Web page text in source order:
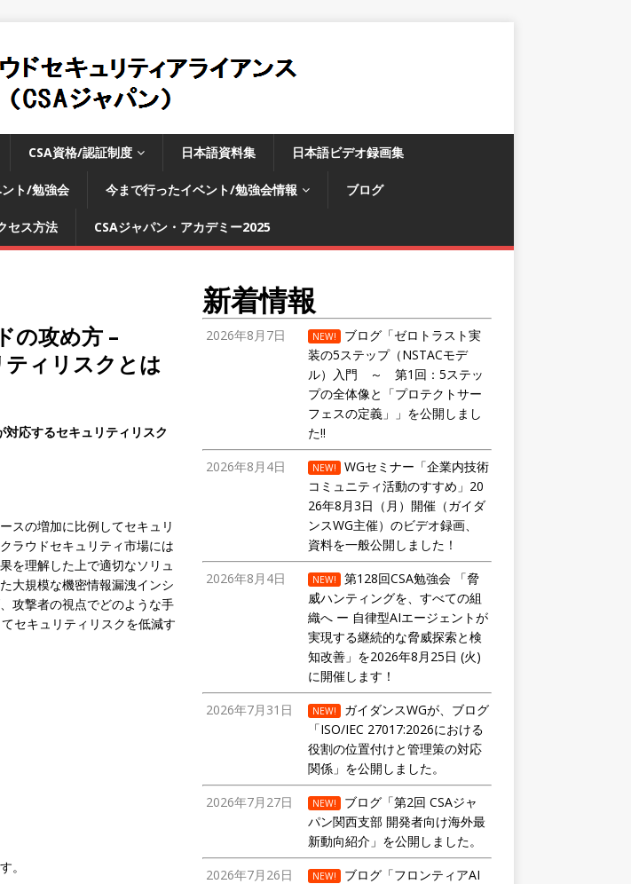
CSA資格/認証制度 日本語資料集 日本語ビデオ録画集
ト/勉強会 今まで行ったイベント/勉強会情報 ブログ
セス方法 CSAジャパン・アカデミー2025
の攻め方 –
ィリスクとは
応するセキュリティリスク
スの増加に比例してセキュリ
ラウドセキュリティ市場には
を理解した上で適切なソリュ
大規模な機密情報漏洩インシ
攻撃者の視点でどのような手
セキュリティリスクを低減す
。
新着情報
2026年8月7日 NEW!
ブログ「ゼロトラスト実
装の5ステップ（NSTACモデ
ル）入門 ～ 第1回：5ステッ
プの全体像と「プロテクトサー
フェスの定義」」を公開しまし
た!!
2026年8月4日
NEW!
WGセミナー「企業内技術
コミュニティ活動のすすめ」20
26年8月3日（月）開催（ガイダ
ンスWG主催）のビデオ録画、
資料を一般公開しました！
2026年8月4日
NEW!
第128回CSA勉強会 「脅
威ハンティングを、すべての組
織へ ー 自律型AIエージェントが
実現する継続的な脅威探索と検
知改善」を2026年8月25日 (火)
に開催します！
2026年7月31日
NEW!
ガイダンスWGが、ブログ
「ISO/IEC 27017:2026における
役割の位置付けと管理策の対応
関係」を公開しました。
2026年7月27日
NEW!
ブログ「第2回 CSAジャ
パン関西支部 開発者向け海外最
新動向紹介」を公開しました。
2026年7月26日
NEW!
ブログ「フロンティアAI